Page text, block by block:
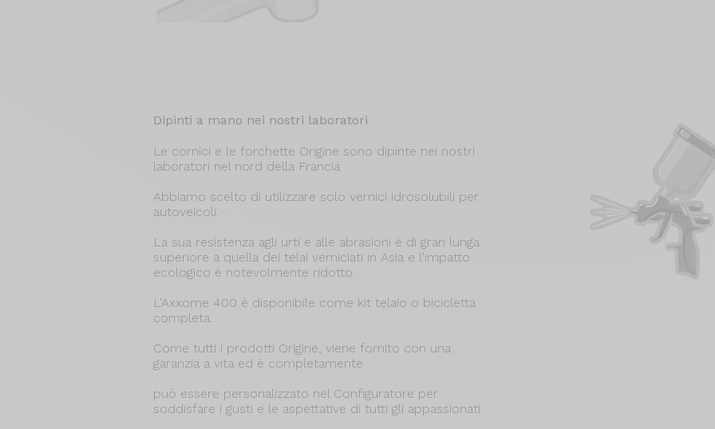
Dipinti a mano nei nostri laboratori
Le cornici e le forchette Origine sono dipinte nei nostri
laboratori nel nord della Francia.
Abbiamo scelto di utilizzare solo vernici idrosolubili per
autoveicoli.
La sua resistenza agli urti e alle abrasioni è di gran lunga
superiore a quella dei telai verniciati in Asia e l'impatto
ecologico è notevolmente ridotto.
L'Axxome 400 è disponibile come kit telaio o bicicletta
completa.
Come tutti i prodotti Origine, viene fornito con una
garanzia a vita ed è completamente
può essere personalizzato nel Configuratore per
soddisfare i gusti e le aspettative di tutti gli appassionati.